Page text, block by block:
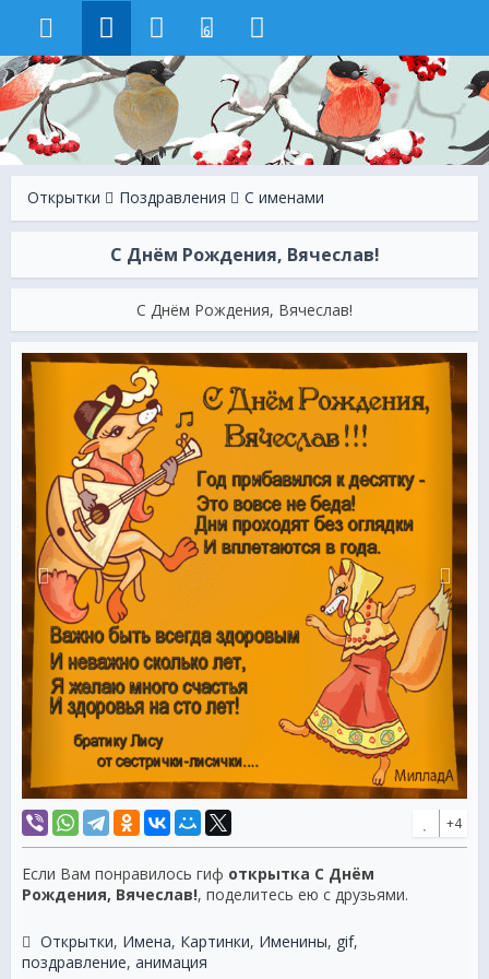
6
Открытки Поздравления С именами
С Днём Рождения, Вячеслав!
С Днём Рождения, Вячеслав!
+4
Если Вам понравилось гиф открытка С Днём
Рождения, Вячеслав!, поделитесь ею с друзьями.
Открытки, Имена, Картинки, Именины, gif,
поздравление, анимация